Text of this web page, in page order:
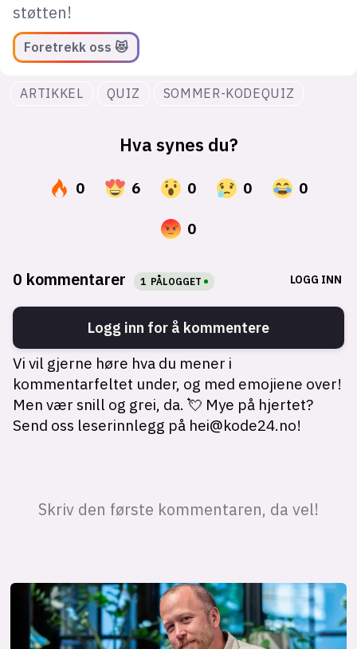
støtten!
Foretrekk oss 😻
ARTIKKEL QUIZ SOMMER-KODEQUIZ